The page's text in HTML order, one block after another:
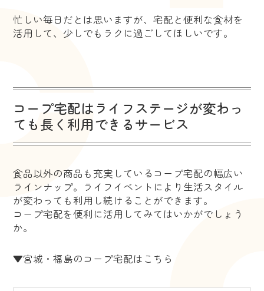
忙しい毎日だとは思いますが、宅配と便利な食材を
活用して、少しでもラクに過ごしてほしいです。
コープ宅配はライフステージが変わっ
ても長く利用できるサービス
食品以外の商品も充実しているコープ宅配の幅広い
ラインナップ。ライフイベントにより生活スタイル
が変わっても利用し続けることができます。
コープ宅配を便利に活用してみてはいかがでしょう
か。
▼宮城・福島のコープ宅配はこちら